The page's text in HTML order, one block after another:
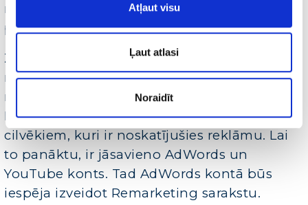
Atļaut visu
Ļaut atlasi
Noraidīt
nav pārdomājis un izvēlējies konkurentu
piedāvājumu.
Zinot, ka potenciālais klients ir noskatījies
mūsu YouTube video reklāmu, ir iespēja
rādīt viņam atgādinošu reklāmu. Jā, tieši tā!
Ir iespēja rādīt atgādinošo reklāmu tiem
cilvēkiem, kuri ir noskatījušies reklāmu. Lai
to panāktu, ir jāsavieno AdWords un
YouTube konts. Tad AdWords kontā būs
iespēja izveidot Remarketing sarakstu.